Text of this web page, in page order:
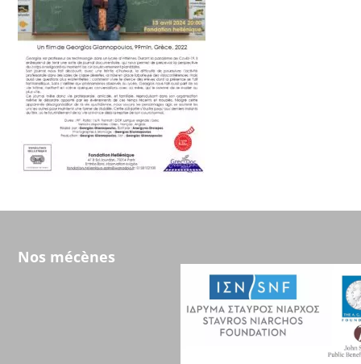
Nos mécènes